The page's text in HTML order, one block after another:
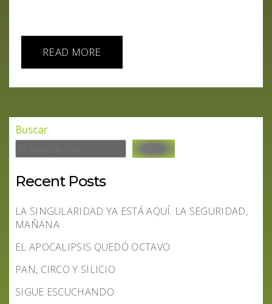
READ MORE
Buscar
Recent Posts
LA SINGULARIDAD YA ESTÁ AQUÍ. LA SEGURIDAD,
MAÑANA
EL APOCALIPSIS QUEDÓ OCTAVO
PAN, CIRCO Y SILICIO
SIGUE ESCUCHANDO